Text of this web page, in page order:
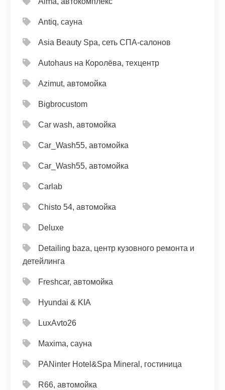
Antiq, сауна
Asia Beauty Spa, сеть СПА-салонов
Autohaus на Королёва, техцентр
Azimut, автомойка
Bigbrocustom
Car wash, автомойка
Car_Wash55, автомойка
Car_Wash55, автомойка
Carlab
Chisto 54, автомойка
Deluxe
Detailing baza, центр кузовного ремонта и
детейлинга
Freshcar, автомойка
Hyundai & KIA
LuxAvto26
Maxima, сауна
PANinter Hotel&Spa Mineral, гостиница
R66, автомойка